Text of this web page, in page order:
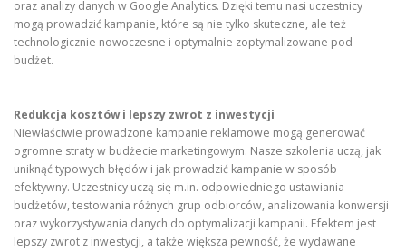
oraz analizy danych w Google Analytics. Dzięki temu nasi uczestnicy
mogą prowadzić kampanie, które są nie tylko skuteczne, ale też
technologicznie nowoczesne i optymalnie zoptymalizowane pod
budżet.
Redukcja kosztów i lepszy zwrot z inwestycji
Niewłaściwie prowadzone kampanie reklamowe mogą generować
ogromne straty w budżecie marketingowym. Nasze szkolenia uczą, jak
uniknąć typowych błędów i jak prowadzić kampanie w sposób
efektywny. Uczestnicy uczą się m.in. odpowiedniego ustawiania
budżetów, testowania różnych grup odbiorców, analizowania konwersji
oraz wykorzystywania danych do optymalizacji kampanii. Efektem jest
lepszy zwrot z inwestycji, a także większa pewność, że wydawane